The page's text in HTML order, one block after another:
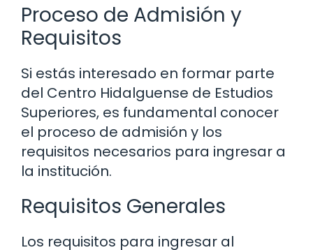
Proceso de Admisión y
Requisitos
Si estás interesado en formar parte
del Centro Hidalguense de Estudios
Superiores, es fundamental conocer
el proceso de admisión y los
requisitos necesarios para ingresar a
la institución.
Requisitos Generales
Los requisitos para ingresar al